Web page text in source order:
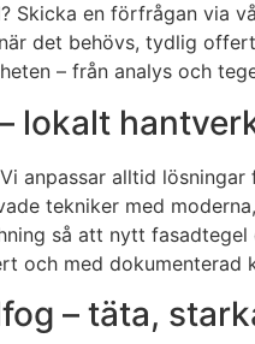
Skicka en förfrågan via
det behövs, tydlig
– från analys och
lokalt
anpassar alltid
tekniker med
så att nytt
och med dokumenterad
– täta,